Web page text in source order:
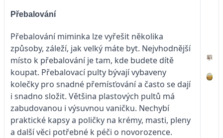
Přebalování
Přebalování miminka lze vyřešit několika
způsoby, záleží, jak velký máte byt. Nejvhodnější
místo k přebalování je tam, kde budete dítě
koupat. Přebalovací pulty bývají vybaveny
kolečky pro snadné přemísťování a často se dají
i snadno složit. Většina plastových pultů má
zabudovanou i výsuvnou vaničku. Nechybí
praktické kapsy a poličky na krémy, masti, pleny
a další věci potřebné k péči o novorozence.